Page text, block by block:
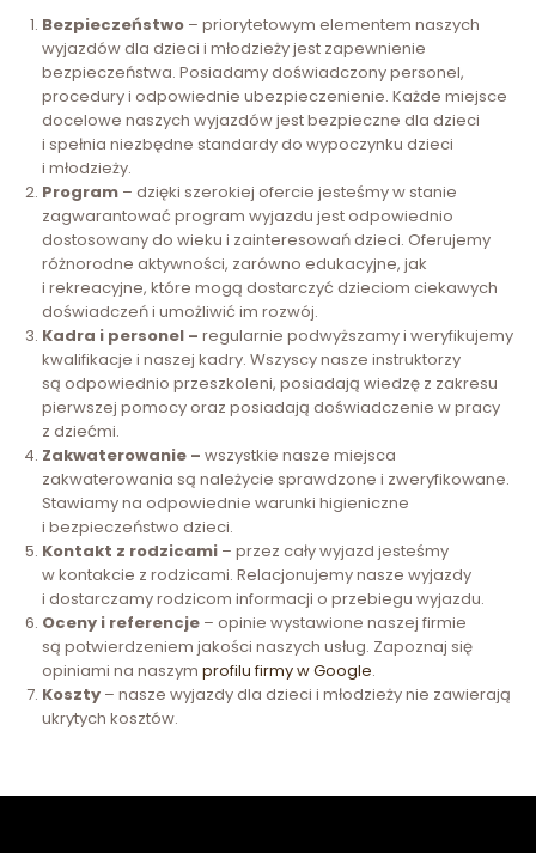
Bezpieczeństwo– priorytetowym elementem naszych
wyjazdów dla dzieci i młodzieży jest zapewnienie
bezpieczeństwa. Posiadamy doświadczony personel,
procedury i odpowiednie ubezpieczenienie. Każde miejsce
docelowe naszych wyjazdów jest bezpieczne dla dzieci
i spełnia niezbędne standardy do wypoczynku dzieci
i młodzieży.
Program– dzięki szerokiej ofercie jesteśmy w stanie
zagwarantować program wyjazdu jest odpowiednio
dostosowany do wieku i zainteresowań dzieci. Oferujemy
różnorodne aktywności, zarówno edukacyjne, jak
i rekreacyjne, które mogą dostarczyć dzieciom ciekawych
doświadczeń i umożliwić im rozwój.
Kadra i personel – regularnie podwyższamy i weryfikujemy
kwalifikacje i naszej kadry. Wszyscy nasze instruktorzy
są odpowiednio przeszkoleni, posiadają wiedzę z zakresu
pierwszej pomocy oraz posiadają doświadczenie w pracy
z dziećmi.
Zakwaterowanie – wszystkie nasze miejsca
zakwaterowania są należycie sprawdzone i zweryfikowane.
Stawiamy na odpowiednie warunki higieniczne
i bezpieczeństwo dzieci.
Kontakt z rodzicami– przez cały wyjazd jesteśmy
w kontakcie z rodzicami. Relacjonujemy nasze wyjazdy
i dostarczamy rodzicom informacji o przebiegu wyjazdu.
Oceny i referencje– opinie wystawione naszej firmie
są potwierdzeniem jakości naszych usług. Zapoznaj się
opiniami na naszym profilu firmy w Google.
Koszty– nasze wyjazdy dla dzieci i młodzieży nie zawierają
ukrytych kosztów.